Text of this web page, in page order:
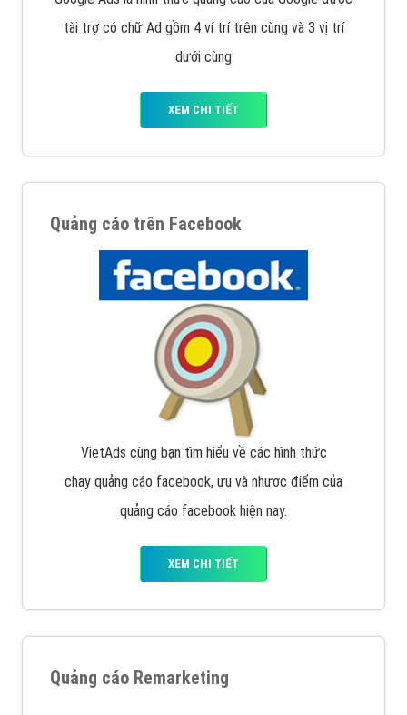
tài trợ có chữ Ad gồm 4 ví trí trên cùng và 3 vị trí
dưới cùng
XEM CHI TIẾT
Quảng cáo trên Facebook
VietAds cùng bạn tìm hiểu về các hình thức
chạy quảng cáo facebook, ưu và nhược điểm của
quảng cáo facebook hiện nay.
XEM CHI TIẾT
Quảng cáo Remarketing